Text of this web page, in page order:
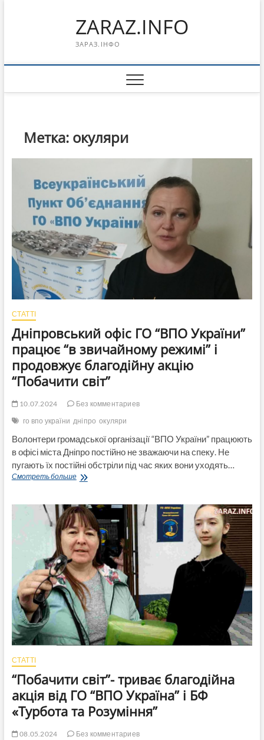
ZARAZ.INFO
ЗАРАЗ.ІНФО
Метка: окуляри
СТАТТІ
Дніпровський офіс ГО “ВПО України”
працює “в звичайному режимі” і
продовжує благодійну акцію
“Побачити світ”
10.07.2024
Без комментариев
го впо україни дніпро окуляри
Волонтери громадської організації “ВПО України” працюють
в офісі міста Дніпро постійно не зважаючи на спеку. Не
пугають їх постійні обстріли під час яких вони уходять…
Смотреть большеДніпровський
“ВПО
України”
працює
“в
звичайному
режимі”
і
продовжує
благодійну
акцію
“Побачити
світ”
СТАТТІ
“Побачити світ”- триває благодійна
акція від ГО “ВПО Україна” і БФ
«Турбота та Розуміння”
08.05.2024
Без комментариев